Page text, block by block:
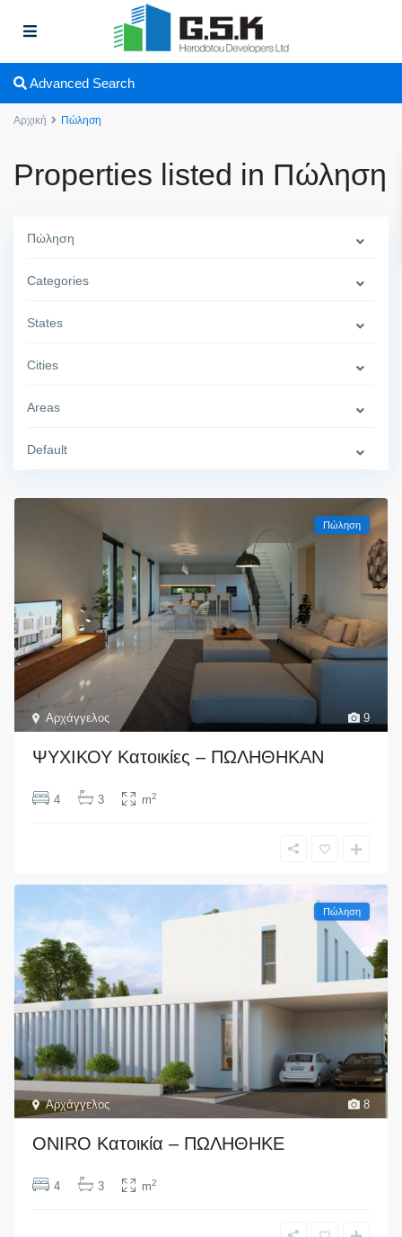
Advanced Search
Αρχική Πώληση
Properties listed in Πώληση
Πώληση
Categories
States
Cities
Areas
Default
9
Αρχάγγελος
Πώληση
ΨΥΧΙΚΟΥ Κατοικίες – ΠΩΛΗΘΗΚΑΝ
4 3 m2
8
Αρχάγγελος
Πώληση
ONIRO Κατοικία – ΠΩΛΗΘΗΚΕ
4 3 m2